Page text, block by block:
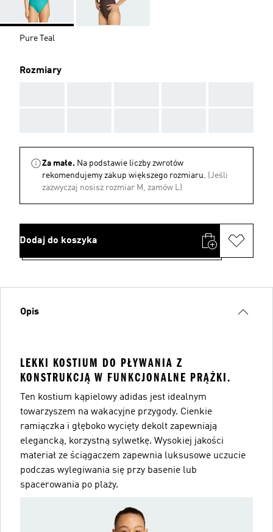
Pure Teal
Rozmiary
Za małe. Na podstawie liczby zwrotów
rekomendujemy zakup większego rozmiaru. (Jeśli
zazwyczaj nosisz rozmiar M, zamów L)
Dodaj do koszyka
Opis
LEKKI KOSTIUM DO PŁYWANIA Z
KONSTRUKCJĄ W FUNKCJONALNE PRĄŻKI.
Ten kostium kąpielowy adidas jest idealnym
towarzyszem na wakacyjne przygody. Cienkie
ramiączka i głęboko wycięty dekolt zapewniają
elegancką, korzystną sylwetkę. Wysokiej jakości
materiał ze ściągaczem zapewnia luksusowe uczucie
podczas wylegiwania się przy basenie lub
spacerowania po plaży.